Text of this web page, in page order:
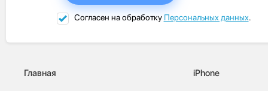
Согласен на обработку Персональных данных.
Главная iPhone